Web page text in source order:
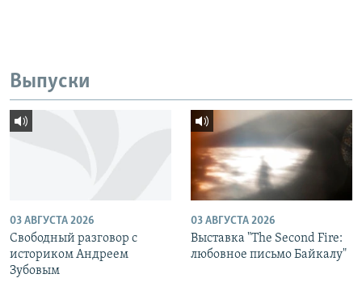
Выпуски
03 АВГУСТА 2026
Свободный разговор с
историком Андреем
Зубовым
03 АВГУСТА 2026
Выставка "The Second Fire:
любовное письмо Байкалу"